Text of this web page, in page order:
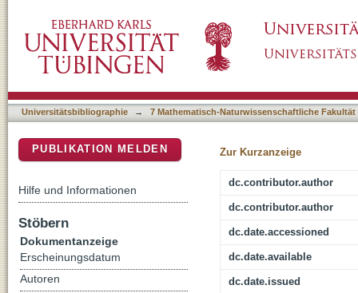
Europe Based on Different Palaeobotanical
Universitätsbibliographie → 7 Mathematisch-Naturwissenschaftliche Fakultät
Zur Kurzanzeige
dc.contributor.author
dc.contributor.author
dc.date.accessioned
dc.date.available
dc.date.issued
PUBLIKATION MELDEN
Hilfe und Informationen
Stöbern
Dokumentanzeige
Erscheinungsdatum
Autoren